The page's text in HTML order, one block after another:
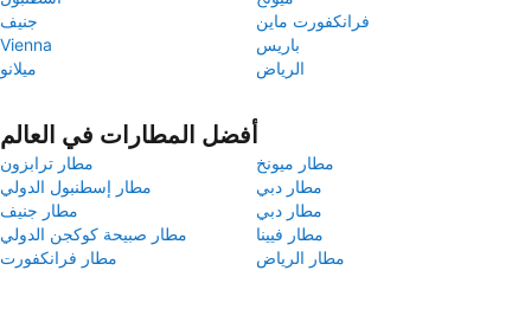
جنيف
فرانكفورت ماين
Vienna
باريس
ميلانو
الرياض
أفضل المطارات في العالم
مطار ترابزون
مطار ميونخ
مطار إسطنبول الدولي
مطار دبي
مطار جنيف
مطار دبي
مطار صبيحة كوكجن الدولي
مطار فيينا
مطار فرانكفورت
مطار الرياض